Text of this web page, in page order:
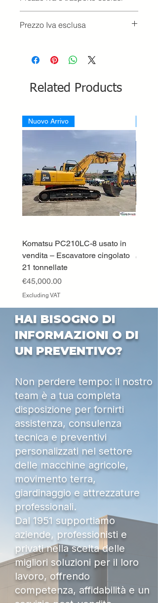
Prezzo Iva esclusa
Related Products
Nuovo Arrivo
Komatsu PC210LC-8 usato in
vendita – Escavatore cingolato
21 tonnellate
Price
€45,000.00
Excluding VAT
Price
HAI BISOGNO DI
INFORMAZIONI O DI
UN PREVENTIVO?
Non perdere tempo: il nostro
team è a tua completa
disposizione per fornirti
assistenza, consulenza
tecnica e preventivi
personalizzati nel settore
delle macchine agricole,
movimento terra,
giardinaggio e attrezzature
professionali.
Dal 1951 supportiamo
aziende, professionisti e
privati nella scelta delle
migliori soluzioni per il loro
lavoro, offrendo
competenza, affidabilità e un